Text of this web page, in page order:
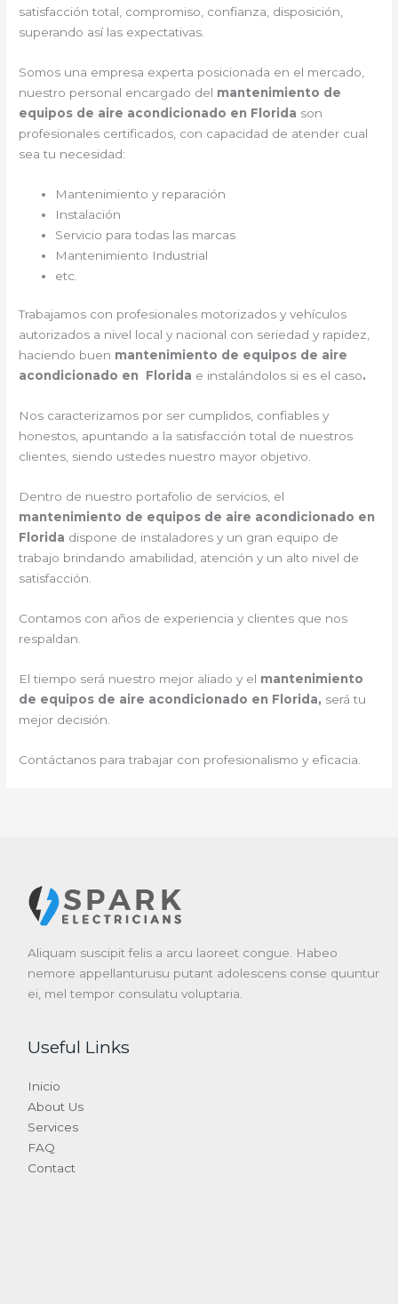
satisfacción total, compromiso, confianza, disposición,
superando así las expectativas.
Somos una empresa experta posicionada en el mercado,
nuestro personal encargado del mantenimiento de
equipos de aire acondicionado en Florida son
profesionales certificados, con capacidad de atender cual
sea tu necesidad:
Mantenimiento y reparación
Instalación
Servicio para todas las marcas
Mantenimiento Industrial
etc.
Trabajamos con profesionales motorizados y vehículos
autorizados a nivel local y nacional con seriedad y rapidez,
haciendo buen mantenimiento de equipos de aire
acondicionado en Florida e instalándolos si es el caso.
Nos caracterizamos por ser cumplidos, confiables y
honestos, apuntando a la satisfacción total de nuestros
clientes, siendo ustedes nuestro mayor objetivo.
Dentro de nuestro portafolio de servicios, el
mantenimiento de equipos de aire acondicionado en
Florida dispone de instaladores y un gran equipo de
trabajo brindando amabilidad, atención y un alto nivel de
satisfacción.
Contamos con años de experiencia y clientes que nos
respaldan.
El tiempo será nuestro mejor aliado y el mantenimiento
de equipos de aire acondicionado en Florida, será tu
mejor decisión.
Contáctanos para trabajar con profesionalismo y eficacia.
Aliquam suscipit felis a arcu laoreet congue. Habeo
nemore appellanturusu putant adolescens conse quuntur
ei, mel tempor consulatu voluptaria.
Useful Links
Inicio
About Us
Services
FAQ
Contact